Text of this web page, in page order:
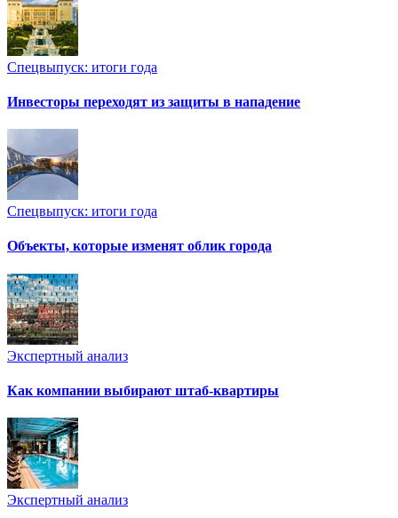
Спецвыпуск: итоги года
Инвесторы переходят из защиты в нападение
Спецвыпуск: итоги года
Объекты, которые изменят облик города
Экспертный анализ
Как компании выбирают штаб-квартиры
Экспертный анализ